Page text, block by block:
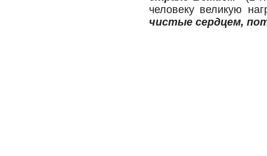
человеку великую
чистые сердцем,